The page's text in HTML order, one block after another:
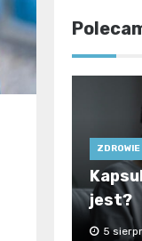
ZDROWIE
jest?
5